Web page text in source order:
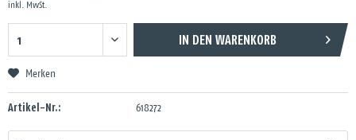
inkl. MwSt.
IN DEN WARENKORB
Merken
Artikel-Nr.: 618272